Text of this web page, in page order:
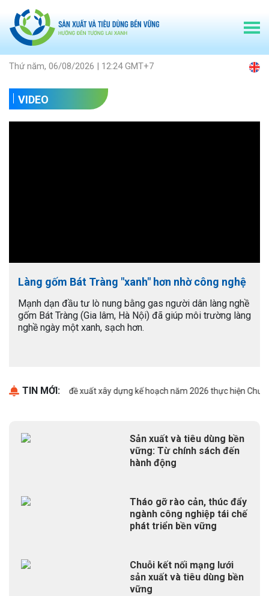
Thứ năm, 06/08/2026 | 12:24 GMT+7
VIDEO
Làng gốm Bát Tràng "xanh" hơn nhờ công nghệ
Mạnh dạn đầu tư lò nung bằng gas người dân làng nghề
gốm Bát Tràng (Gia lâm, Hà Nội) đã giúp môi trường làng
nghề ngày một xanh, sạch hơn.
TIN MỚI:
Thông báo đề xuất xây dựng kế hoạch năm 2026 thực hiện
Sản xuất và tiêu dùng bền
vững: Từ chính sách đến
hành động
Tháo gỡ rào cản, thúc đẩy
ngành công nghiệp tái chế
phát triển bền vững
Chuỗi kết nối mạng lưới
sản xuất và tiêu dùng bền
vững